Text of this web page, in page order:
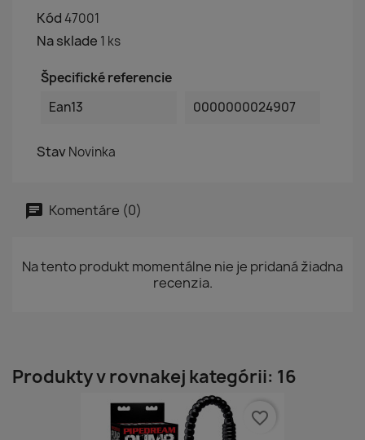
Kód47001
Na sklade 1 ks
Špecifické referencie
Ean13
0000000024907
Stav Novinka
Komentáre (0)
Na tento produkt momentálne nie je pridaná žiadna
recenzia.
Produkty v rovnakej kategórii: 16
favorite_border